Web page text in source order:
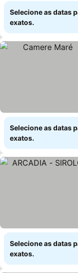
Selecione as datas
exatos.
Selecione as datas
exatos.
Selecione as datas
exatos.